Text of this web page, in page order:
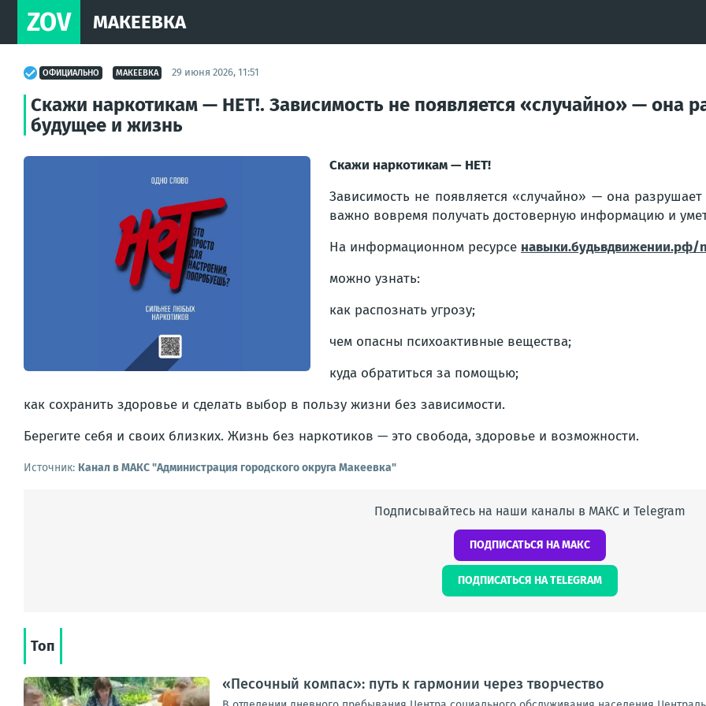
ZOV МАКЕЕВКА
ОФИЦИАЛЬНО МАКЕЕВКА 29 июня 2026, 11:51
Скажи наркотикам — НЕТ!. Зависимость не появляется «случайно» — она
будущее и жизнь
Скажи наркотикам — НЕТ!
Зависимость не появляется «случайно» — она
важно вовремя получать достоверную информацию и
На информационном ресурсе навыки.будьвдвижении.рф/
можно узнать:
как распознать угрозу;
чем опасны психоактивные вещества;
куда обратиться за помощью;
как сохранить здоровье и сделать выбор в пользу жизни без зависимости.
Берегите себя и своих близких. Жизнь без наркотиков — это свобода, здоровье и возможности.
Источник: Канал в МАКС "Администрация городского округа Макеевка"
Подписывайтесь на наши каналы в МАКС и Telegram
ПОДПИСАТЬСЯ НА МАКС
ПОДПИСАТЬСЯ НА TELEGRAM
Топ
«Песочный компас»: путь к гармонии через творчество